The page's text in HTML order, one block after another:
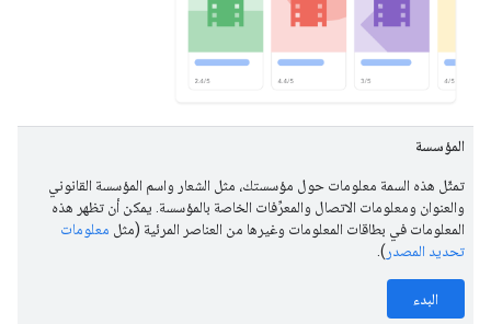
المؤسسة
تمثّل هذه السمة معلومات حول مؤسستك، مثل الشعار واسم المؤسسة القانوني
والعنوان ومعلومات الاتصال والمعرِّفات الخاصة بالمؤسسة. يمكن أن تظهر هذه
المعلومات في بطاقات المعلومات وغيرها من العناصر المرئية (مثل معلومات
تحديد المصدر ).
البدء